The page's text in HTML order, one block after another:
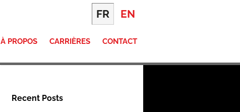
FR EN
À PROPOS CARRIÈRES CONTACT
Recent Posts